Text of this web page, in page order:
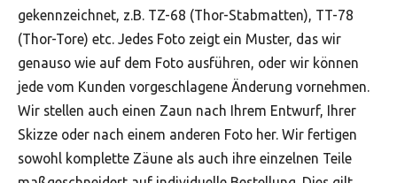
gekennzeichnet, z.B. TZ-68 (Thor-Stabmatten), TT-78
(Thor-Tore) etc. Jedes Foto zeigt ein Muster, das wir
genauso wie auf dem Foto ausführen, oder wir können
jede vom Kunden vorgeschlagene Änderung vornehmen.
Wir stellen auch einen Zaun nach Ihrem Entwurf, Ihrer
Skizze oder nach einem anderen Foto her. Wir fertigen
sowohl komplette Zäune als auch ihre einzelnen Teile